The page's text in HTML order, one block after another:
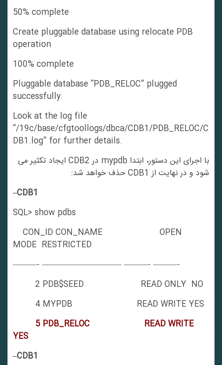
50% complete
Create pluggable database using relocate PDB
operation
100% complete
Pluggable database “PDB_RELOC” plugged
successfully.
Look at the log file
“/19c/base/cfgtoollogs/dbca/CDB1/PDB_RELOC/C
DB1.log” for further details.
با اجرای این دستور، ابتدا mypdb در CDB2 ایجاد تکثیر می
شود و در نهایت از CDB1 حذف خواهد شد:
–CDB1
SQL> show pdbs
CON_ID CON_NAME OPEN
MODE RESTRICTED
———- —————————— ———- ———-
2 PDB$SEED READ ONLY NO
4 MYPDB READ WRITE YES
5 PDB_RELOC READ WRITE
YES
–CDB1